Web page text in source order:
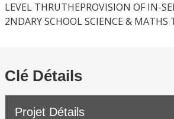
LEVEL THRUTHEPROVISION OF IN-
2NDARY SCHOOL SCIENCE & MATHS
Clé Détails
Projet Détails